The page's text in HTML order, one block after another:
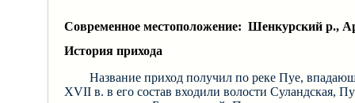
Современное местоположение: Шенкурский р.,
История прихода
Название приход получил по реке Пуе,
XVII в. в его состав входили волости Суландская,